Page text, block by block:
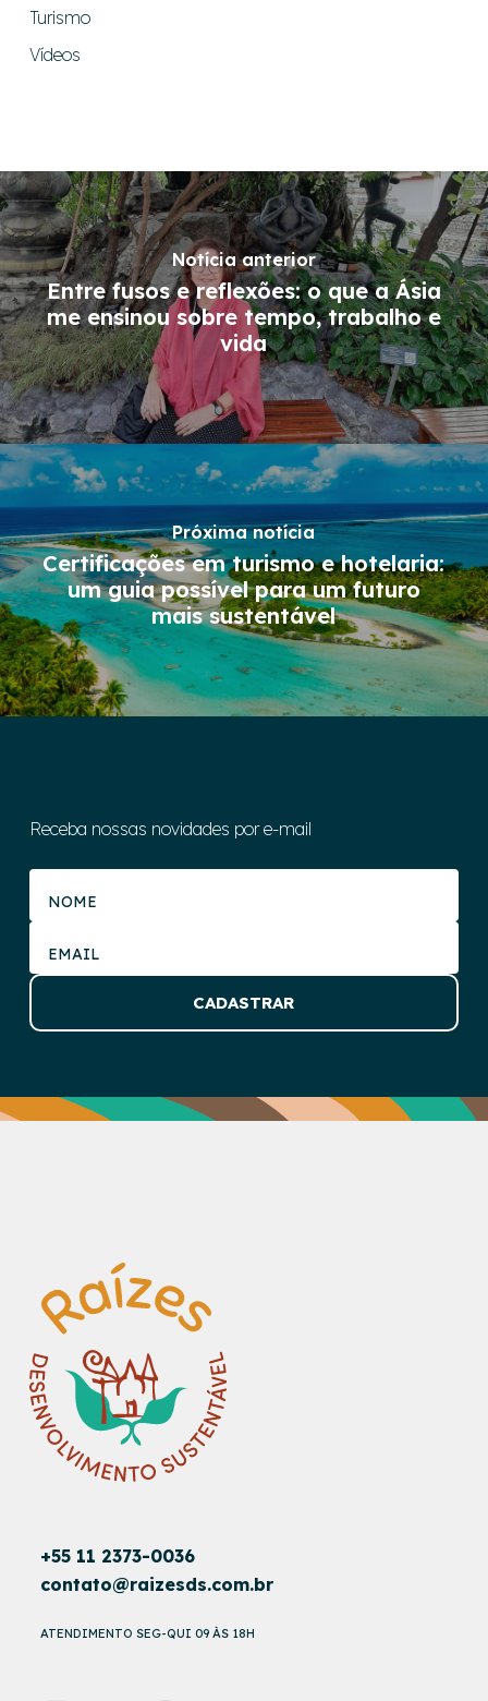
Turismo
Vídeos
Notícia anterior
Entre fusos e reflexões: o que a Ásia
me ensinou sobre tempo, trabalho e
vida
Próxima notícia
Certificações em turismo e hotelaria:
um guia possível para um futuro
mais sustentável
Receba nossas novidades por e-mail
+55 11 2373-0036
contato@raizesds.com.br
ATENDIMENTO SEG-QUI 09 ÀS 18H